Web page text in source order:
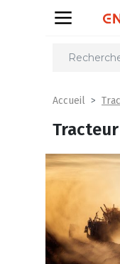
Accueil
Tracteur